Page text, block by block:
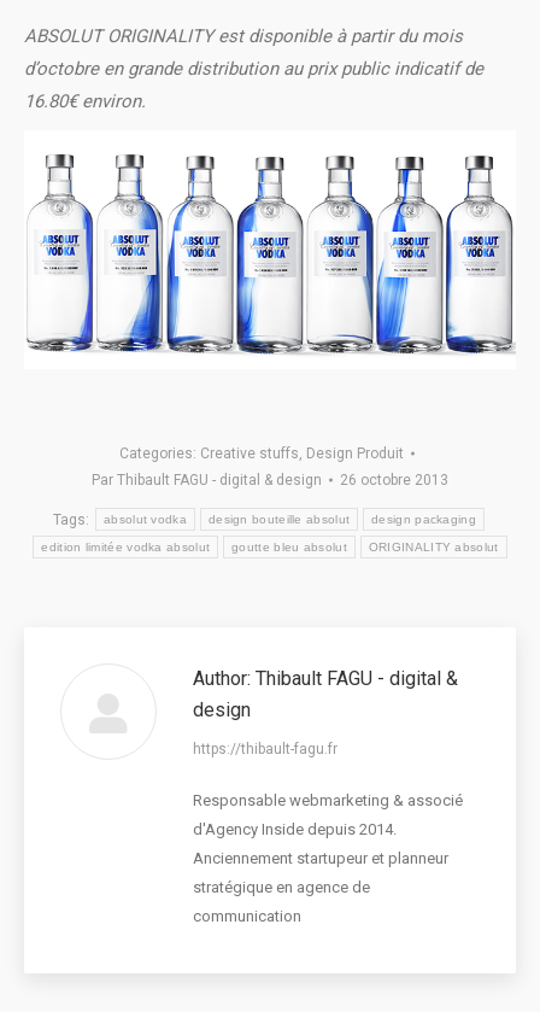
ABSOLUT ORIGINALITY est disponible à partir du mois
d’octobre en grande distribution au prix public indicatif de
16.80€ environ.
Categories: Creative stuffs, Design Produit
Par Thibault FAGU - digital & design 26 octobre 2013
Tags: absolut vodka design bouteille absolut design packaging
edition limitée vodka absolut goutte bleu absolut ORIGINALITY absolut
Author: Thibault FAGU - digital &
design
https://thibault-fagu.fr
Responsable webmarketing & associé
d'Agency Inside depuis 2014.
Anciennement startupeur et planneur
stratégique en agence de
communication